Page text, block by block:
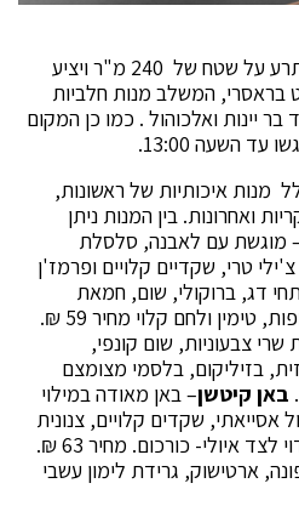
גרג קיטשן בעופר קניותר משתרע על שטח של 240 מ"ר ויציע
בראסרי, המשלב מנות חלביות
יינות ואלכוהול . כמו כן המקום
השעה 13:00.
איכותיות של ראשונות,
ואחרונות. בין המנות ניתן
מוגשת עם לאבנה, סלסלת
טרי, שקדיים קלויים ופרמז'ן
דג, ברוקולי, שום, חמאת
טימין ולחם קלוי מחיר 59 ₪.
שרי צבעוניות, שום קונפי,
בזיליקום, בלסמי מצומצם
באן קיטשן– באן מאודה במילוי
אסייאתי, שקדים קלויים, צנונית
איולי- כורכום. מחיר 63 ₪.
ארטישוק, גרידת לימון עשבי